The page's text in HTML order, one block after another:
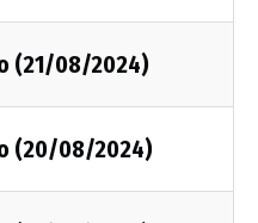
(21/08/2024)
(20/08/2024)